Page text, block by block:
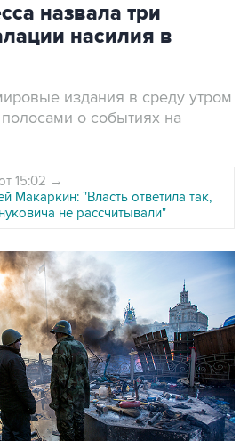
назвала три
насилия в
издания в среду утром
о событиях на
15:02 →
Макаркин: "Власть ответила так,
не рассчитывали"